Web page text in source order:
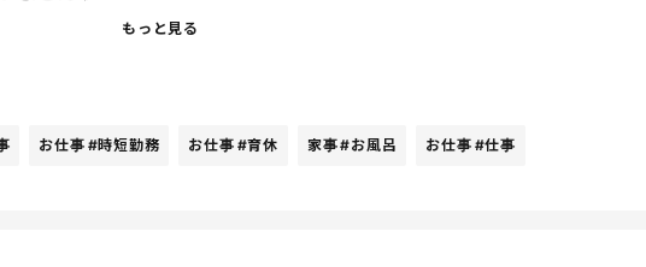
前とは全く違う部署に復帰でそこはさほどやることがないような部署
しつけて時計を見ると22:00まわってて、ソファに座るともう立ち上が
もっと見る
お仕事 #時短勤務 お仕事 #育休 家事#お風呂 お仕事 #仕事